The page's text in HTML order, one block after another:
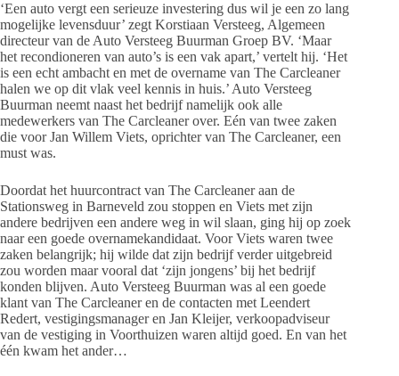
‘Een auto vergt een serieuze investering dus wil je een zo lang
mogelijke levensduur’ zegt Korstiaan Versteeg, Algemeen
directeur van de Auto Versteeg Buurman Groep BV. ‘Maar
het recondioneren van auto’s is een vak apart,’ vertelt hij. ‘Het
is een echt ambacht en met de overname van The Carcleaner
halen we op dit vlak veel kennis in huis.’ Auto Versteeg
Buurman neemt naast het bedrijf namelijk ook alle
medewerkers van The Carcleaner over. Eén van twee zaken
die voor Jan Willem Viets, oprichter van The Carcleaner, een
must was.
Doordat het huurcontract van The Carcleaner aan de
Stationsweg in Barneveld zou stoppen en Viets met zijn
andere bedrijven een andere weg in wil slaan, ging hij op zoek
naar een goede overnamekandidaat. Voor Viets waren twee
zaken belangrijk; hij wilde dat zijn bedrijf verder uitgebreid
zou worden maar vooral dat ‘zijn jongens’ bij het bedrijf
konden blijven. Auto Versteeg Buurman was al een goede
klant van The Carcleaner en de contacten met Leendert
Redert, vestigingsmanager en Jan Kleijer, verkoopadviseur
van de vestiging in Voorthuizen waren altijd goed. En van het
één kwam het ander…